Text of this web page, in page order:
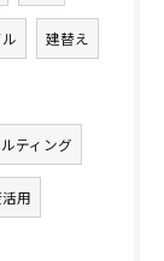
建替え
ティング
用